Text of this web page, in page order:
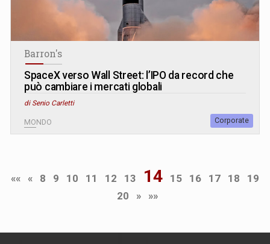
Barron's
SpaceX verso Wall Street: l’IPO da record che
può cambiare i mercati globali
di Senio Carletti
MONDO Corporate
«« « 8 9 10 11 12 13 14 15 16 17 18
19
20
» »»